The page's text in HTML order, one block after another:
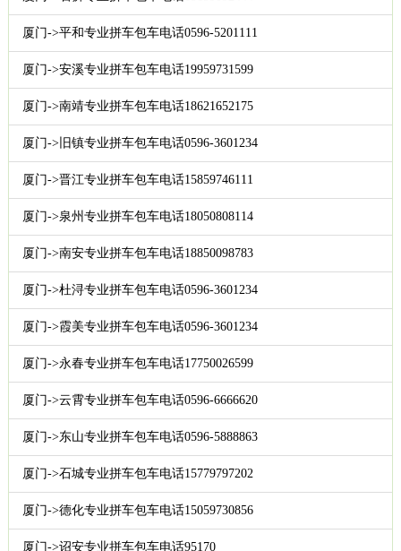
厦门->平和专业拼车包车电话0596-5201111
厦门->安溪专业拼车包车电话19959731599
厦门->南靖专业拼车包车电话18621652175
厦门->旧镇专业拼车包车电话0596-3601234
厦门->晋江专业拼车包车电话15859746111
厦门->泉州专业拼车包车电话18050808114
厦门->南安专业拼车包车电话18850098783
厦门->杜浔专业拼车包车电话0596-3601234
厦门->霞美专业拼车包车电话0596-3601234
厦门->永春专业拼车包车电话17750026599
厦门->云霄专业拼车包车电话0596-6666620
厦门->东山专业拼车包车电话0596-5888863
厦门->石城专业拼车包车电话15779797202
厦门->德化专业拼车包车电话15059730856
厦门->诏安专业拼车包车电话95170